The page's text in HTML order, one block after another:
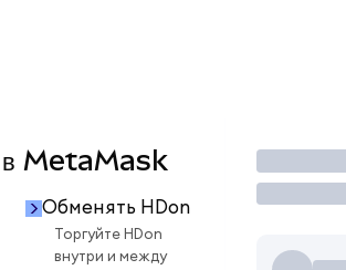
в MetaMask
Обменять HDon
Торгуйте HDon
внутри и между